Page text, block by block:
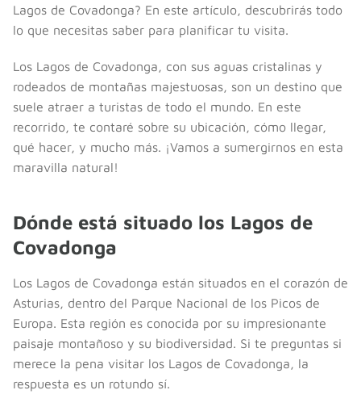
Lagos de Covadonga? En este artículo, descubrirás todo
lo que necesitas saber para planificar tu visita.
Los Lagos de Covadonga, con sus aguas cristalinas y
rodeados de montañas majestuosas, son un destino que
suele atraer a turistas de todo el mundo. En este
recorrido, te contaré sobre su ubicación, cómo llegar,
qué hacer, y mucho más. ¡Vamos a sumergirnos en esta
maravilla natural!
Dónde está situado los Lagos de
Covadonga
Los Lagos de Covadonga están situados en el corazón de
Asturias, dentro del Parque Nacional de los Picos de
Europa. Esta región es conocida por su impresionante
paisaje montañoso y su biodiversidad. Si te preguntas si
merece la pena visitar los Lagos de Covadonga, la
respuesta es un rotundo sí.